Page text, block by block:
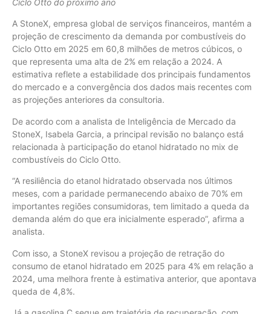
Ciclo Otto do próximo ano
A StoneX, empresa global de serviços financeiros, mantém a
projeção de crescimento da demanda por combustíveis do
Ciclo Otto em 2025 em 60,8 milhões de metros cúbicos, o
que representa uma alta de 2% em relação a 2024. A
estimativa reflete a estabilidade dos principais fundamentos
do mercado e a convergência dos dados mais recentes com
as projeções anteriores da consultoria.
De acordo com a analista de Inteligência de Mercado da
StoneX, Isabela Garcia, a principal revisão no balanço está
relacionada à participação do etanol hidratado no mix de
combustíveis do Ciclo Otto.
“A resiliência do etanol hidratado observada nos últimos
meses, com a paridade permanecendo abaixo de 70% em
importantes regiões consumidoras, tem limitado a queda da
demanda além do que era inicialmente esperado”, afirma a
analista.
Com isso, a StoneX revisou a projeção de retração do
consumo de etanol hidratado em 2025 para 4% em relação a
2024, uma melhora frente à estimativa anterior, que apontava
queda de 4,8%.